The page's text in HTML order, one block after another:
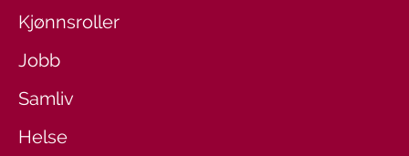
Kjønnsroller
Jobb
Samliv
Helse